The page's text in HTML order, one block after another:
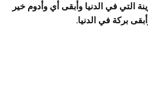
التي في الدنيا وأبقى أي وأدوم خير
بركة في الدنيا.